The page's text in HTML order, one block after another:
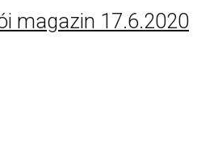
magazin 17.6.2020